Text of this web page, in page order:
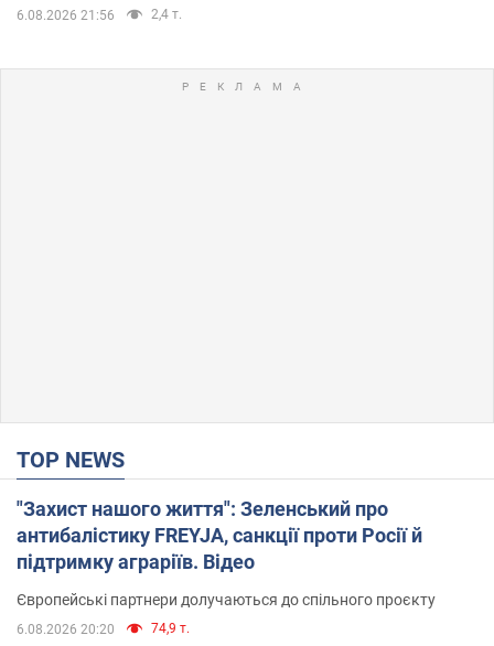
6.08.2026 21:56 2,4 т.
TOP NEWS
"Захист нашого життя": Зеленський про
антибалістику FREYJA, санкції проти Росії й
підтримку аграріїв. Відео
Європейські партнери долучаються до спільного проєкту
6.08.2026 20:20 74,9 т.